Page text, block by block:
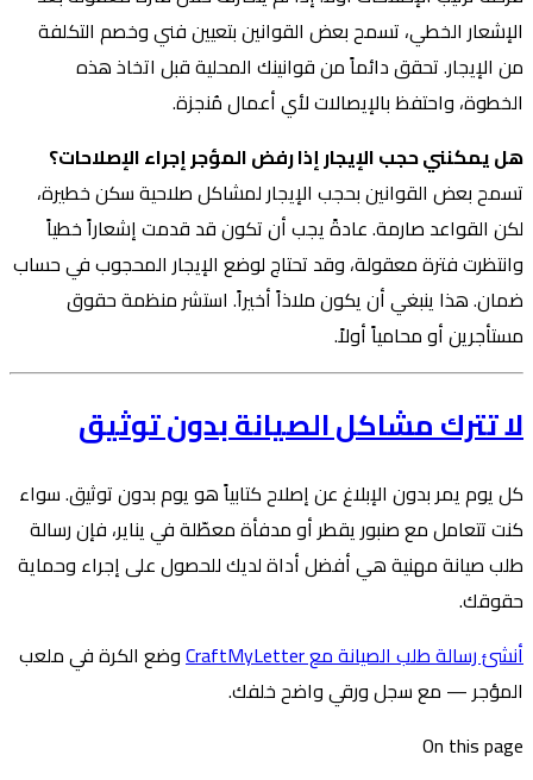
الإشعار الخطي، تسمح بعض القوانين بتعيين فني وخصم التكلفة
من الإيجار. تحقق دائماً من قوانينك المحلية قبل اتخاذ هذه
الخطوة، واحتفظ بالإيصالات لأي أعمال مُنجزة.
هل يمكنني حجب الإيجار إذا رفض المؤجر إجراء الإصلاحات؟
تسمح بعض القوانين بحجب الإيجار لمشاكل صلاحية سكن خطيرة،
لكن القواعد صارمة. عادةً يجب أن تكون قد قدمت إشعاراً خطياً
وانتظرت فترة معقولة، وقد تحتاج لوضع الإيجار المحجوب في حساب
ضمان. هذا ينبغي أن يكون ملاذاً أخيراً. استشر منظمة حقوق
مستأجرين أو محامياً أولاً.
لا تترك مشاكل الصيانة بدون توثيق
كل يوم يمر بدون الإبلاغ عن إصلاح كتابياً هو يوم بدون توثيق. سواء
كنت تتعامل مع صنبور يقطر أو مدفأة معطّلة في يناير، فإن رسالة
طلب صيانة مهنية هي أفضل أداة لديك للحصول على إجراء وحماية
حقوقك.
أنشئ رسالة طلب الصيانة مع CraftMyLetter
وضع الكرة في ملعب
المؤجر — مع سجل ورقي واضح خلفك.
On this page